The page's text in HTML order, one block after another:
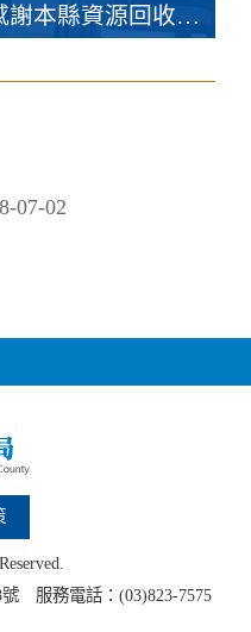
本縣環保局饒局長忠感謝本縣資源回收處理業者長年對本縣環保工作的支持與努力，期盼
07-02
號 服務電話：(03)823-7575